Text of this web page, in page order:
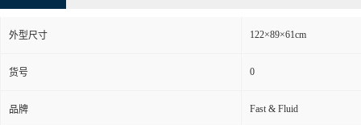
外型尺寸 122×89×61cm
货号 0
品牌 Fast & Fluid